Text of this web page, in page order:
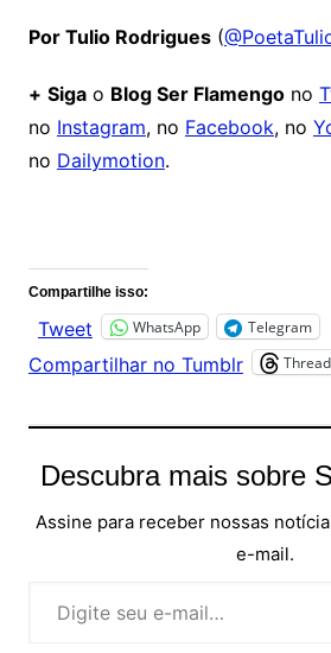
Por Tulio Rodrigues(
+ Sigao Blog Ser Flamengono
no Instagram, no Facebook, no
no Dailymotion.
Compartilhe isso:
Tweet WhatsApp Telegram
Compartilhar no Tumblr
Descubra mais sobre
Assine para receber nossas
e-mail.